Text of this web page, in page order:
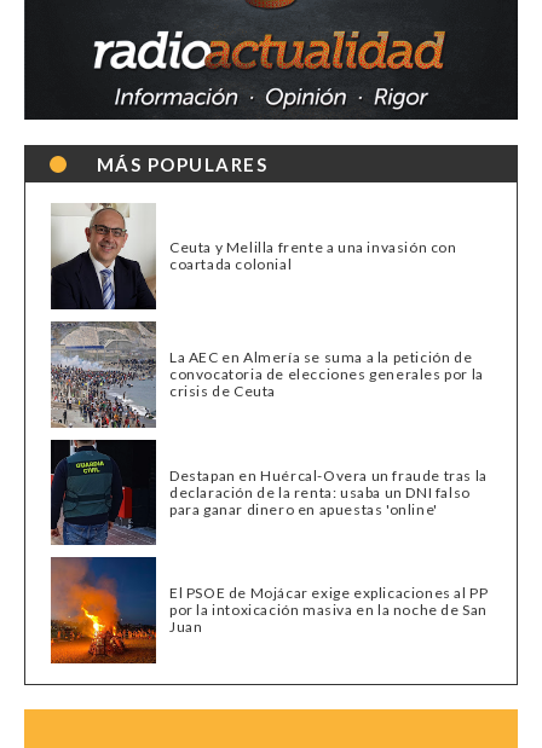
MÁS POPULARES
Ceuta y Melilla frente a una invasión con
coartada colonial
La AEC en Almería se suma a la petición de
convocatoria de elecciones generales por la
crisis de Ceuta
Destapan en Huércal-Overa un fraude tras la
declaración de la renta: usaba un DNI falso
para ganar dinero en apuestas 'online'
El PSOE de Mojácar exige explicaciones al PP
por la intoxicación masiva en la noche de San
Juan